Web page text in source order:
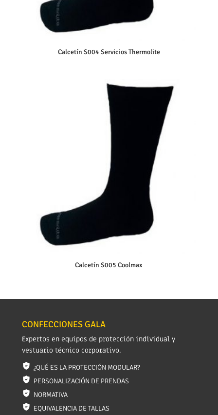
Calcetín S004 Servicios Thermolite
Calcetín S005 Coolmax
CONFECCIONES GALA
Expertos en equipos de protección individual y
vestuario técnico corporativo.
¿QUÉ ES LA PROTECCIÓN MODULAR?
PERSONALIZACIÓN DE PRENDAS
NORMATIVA
EQUIVALENCIA DE TALLAS